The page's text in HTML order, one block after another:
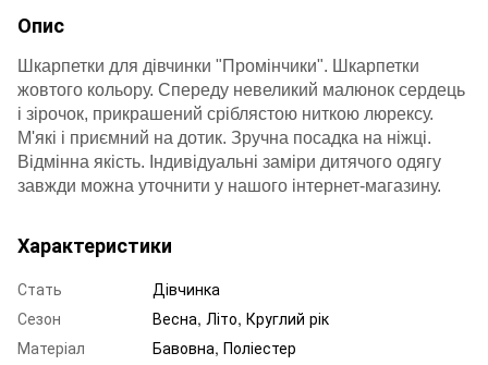
Опис
Шкарпетки для дівчинки "Промінчики". Шкарпетки
жовтого кольору. Спереду невеликий малюнок сердець
і зірочок, прикрашений сріблястою ниткою люрексу.
М'які і приємний на дотик. Зручна посадка на ніжці.
Відмінна якість. Індивідуальні заміри дитячого одягу
завжди можна уточнити у нашого інтернет-магазину.
Характеристики
Стать
Дівчинка
Сезон
Весна, Літо, Круглий рік
Матеріал
Бавовна, Поліестер